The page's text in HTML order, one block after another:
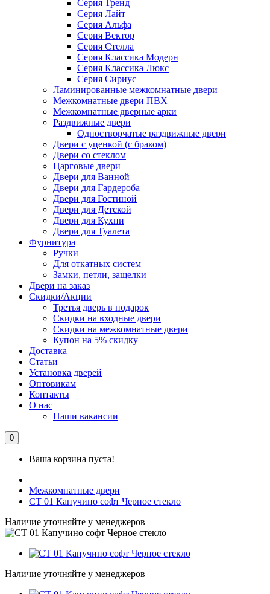
Серия Тренд
Серия Лайт
Серия Альфа
Серия Вектор
Серия Стелла
Серия Классика Модерн
Серия Классика Люкс
Серия Сириус
Ламинированные межкомнатные двери
Межкомнатные двери ПВХ
Межкомнатные дверные арки
Раздвижные двери
Одностворчатые раздвижные двери
Двери с уценкой (с браком)
Двери со стеклом
Царговые двери
Двери для Ванной
Двери для Гардероба
Двери для Гостиной
Двери для Детской
Двери для Кухни
Двери для Туалета
Фурнитура
Ручки
Для откатных систем
Замки, петли, защелки
Двери на заказ
Скидки/Акции
Третья дверь в подарок
Скидки на входные двери
Скидки на межкомнатные двери
Купон на 5% скидку
Доставка
Статьи
Установка дверей
Оптовикам
Контакты
О нас
Наши вакансии
0
Ваша корзина пуста!
Межкомнатные двери
СТ 01 Капучино софт Черное стекло
Наличие уточняйте у менеджеров
Наличие уточняйте у менеджеров